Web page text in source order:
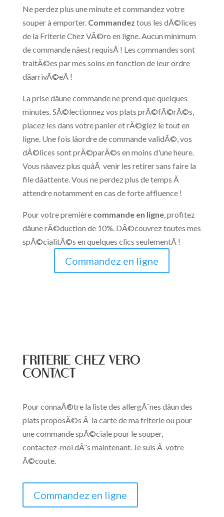
Ne perdez plus une minute et commandez votre
souper à emporter. Commandez tous les dÃ©lices
de la Friterie Chez VÃ©ro en ligne. Aucun minimum
de commande nâest requisÂ ! Les commandes sont
traitÃ©es par mes soins en fonction de leur ordre
dâarrivÃ©eÂ !
La prise dâune commande ne prend que quelques
minutes. SÃ©lectionnez vos plats prÃ©fÃ©rÃ©s,
placez les dans votre panier et rÃ©glez le tout en
ligne. Une fois lâordre de commande validÃ©, vos
dÃ©lices sont prÃ©parÃ©s en moins d'une heure.
Vous nâavez plus quâÃ venir les retirer sans faire la
file dâattente. Vous ne perdez plus de temps Ã
attendre notamment en cas de forte affluence !
Pour votre première commande en ligne, profitez
dâune rÃ©duction de 10%. DÃ©couvrez toutes mes
spÃ©cialitÃ©s en quelques clics seulementÂ !
Commandez en ligne
FRITERIE CHEZ VERO
Contact
Pour connaÃ®tre la liste des allergÃ¨nes dâun des
plats proposÃ©s Ã la carte de ma friterie ou pour
une commande spÃ©ciale pour le souper,
contactez-moi dÃ¨s maintenant. Je suis Ã votre
Ã©coute.
Commandez en ligne